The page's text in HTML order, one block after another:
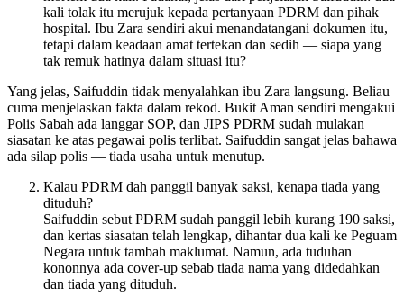
kali tolak itu merujuk kepada pertanyaan PDRM dan pihak
hospital. Ibu Zara sendiri akui menandatangani dokumen itu,
tetapi dalam keadaan amat tertekan dan sedih — siapa yang
tak remuk hatinya dalam situasi itu?
Yang jelas, Saifuddin tidak menyalahkan ibu Zara langsung. Beliau
cuma menjelaskan fakta dalam rekod. Bukit Aman sendiri mengakui
Polis Sabah ada langgar SOP, dan JIPS PDRM sudah mulakan
siasatan ke atas pegawai polis terlibat. Saifuddin sangat jelas bahawa
ada silap polis — tiada usaha untuk menutup.
Kalau PDRM dah panggil banyak saksi, kenapa tiada yang
dituduh?
Saifuddin sebut PDRM sudah panggil lebih kurang 190 saksi,
dan kertas siasatan telah lengkap, dihantar dua kali ke Peguam
Negara untuk tambah maklumat. Namun, ada tuduhan
kononnya ada cover-up sebab tiada nama yang didedahkan
dan tiada yang dituduh.